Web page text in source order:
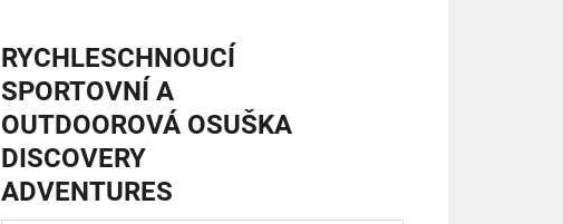
RYCHLESCHNOUCÍ
SPORTOVNÍ A
OUTDOOROVÁ OSUŠKA
DISCOVERY
ADVENTURES